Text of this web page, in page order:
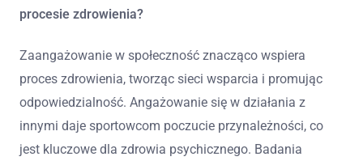
procesie zdrowienia?
Zaangażowanie w społeczność znacząco wspiera
proces zdrowienia, tworząc sieci wsparcia i promując
odpowiedzialność. Angażowanie się w działania z
innymi daje sportowcom poczucie przynależności, co
jest kluczowe dla zdrowia psychicznego. Badania